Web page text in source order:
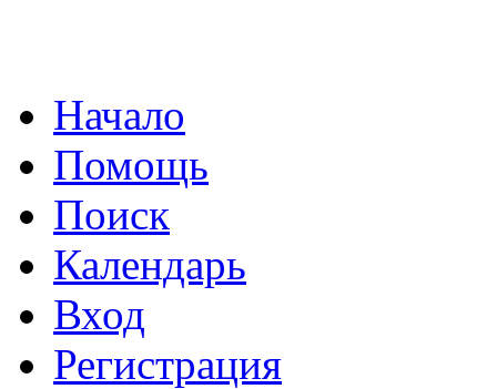
Начало
Помощь
Поиск
Календарь
Вход
Регистрация